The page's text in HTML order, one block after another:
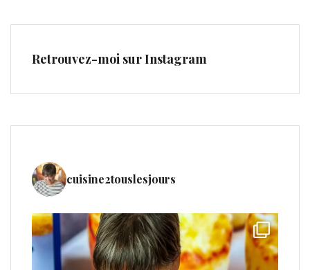
Retrouvez-moi sur Instagram
cuisine2touslesjours